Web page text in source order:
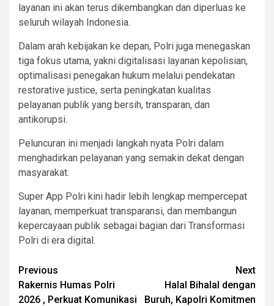
layanan ini akan terus dikembangkan dan diperluas ke
seluruh wilayah Indonesia.
Dalam arah kebijakan ke depan, Polri juga menegaskan
tiga fokus utama, yakni digitalisasi layanan kepolisian,
optimalisasi penegakan hukum melalui pendekatan
restorative justice, serta peningkatan kualitas
pelayanan publik yang bersih, transparan, dan
antikorupsi.
Peluncuran ini menjadi langkah nyata Polri dalam
menghadirkan pelayanan yang semakin dekat dengan
masyarakat.
Super App Polri kini hadir lebih lengkap mempercepat
layanan, memperkuat transparansi, dan membangun
kepercayaan publik sebagai bagian dari Transformasi
Polri di era digital.
Post
navigation
Previous
Rakernis Humas Polri
2026 , Perkuat Komunikasi
Next
Halal Bihalal dengan
Buruh, Kapolri Komitmen